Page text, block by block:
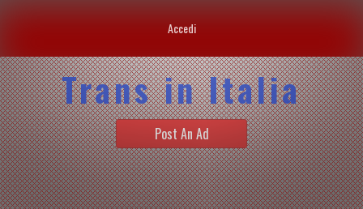
Accedi
Trans in Italia
Post An Ad